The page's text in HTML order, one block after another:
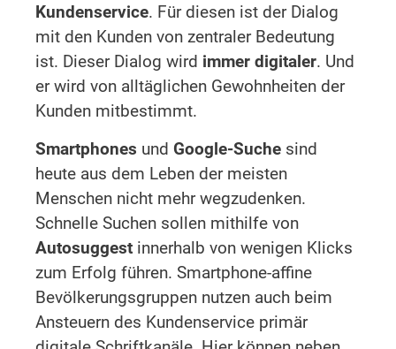
Kundenservice. Für diesen ist der Dialog
mit den Kunden von zentraler Bedeutung
ist. Dieser Dialog wird immer digitaler. Und
er wird von alltäglichen Gewohnheiten der
Kunden mitbestimmt.
Smartphones und Google-Suche sind
heute aus dem Leben der meisten
Menschen nicht mehr wegzudenken.
Schnelle Suchen sollen mithilfe von
Autosuggest innerhalb von wenigen Klicks
zum Erfolg führen. Smartphone-affine
Bevölkerungsgruppen nutzen auch beim
Ansteuern des Kundenservice primär